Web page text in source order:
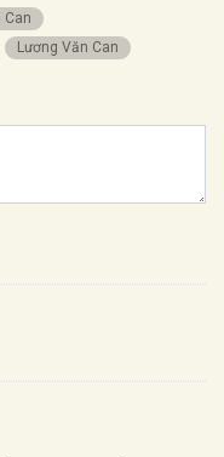
Can
Lương Văn Can